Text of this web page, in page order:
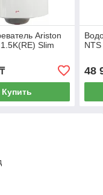
Ariston
Slim
Купить
48